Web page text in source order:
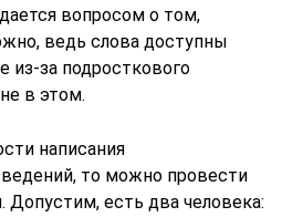
вопросом о том,
ведь слова доступны
из-за подросткового
в этом.
написания
то можно провести
Допустим, есть два человека: